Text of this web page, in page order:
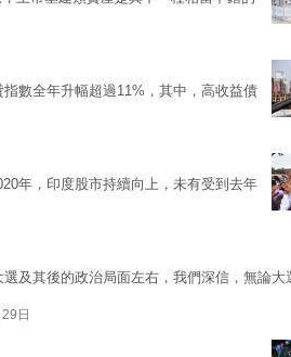
數全年升幅超過11%，其中，高收益債
年，印度股市持續向上，未有受到去年
及其後的政治局面左右，我們深信，無論大
日